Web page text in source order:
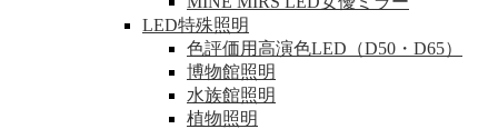
LED特殊照明
色評価用高演色LED（D50・D65）
博物館照明
水族館照明
植物照明